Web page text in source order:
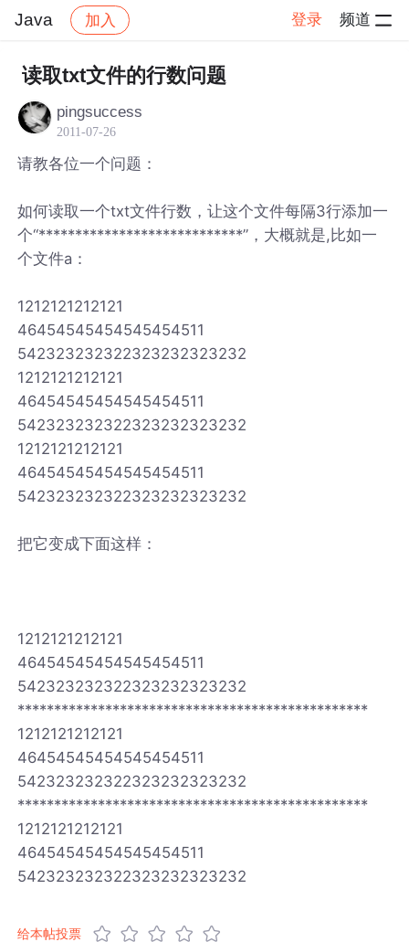
Java 加入 登录 频道
社区 Java 帖子详情
读取txt文件的行数问题
pingsuccess
2011-07-26
请教各位一个问题：
如何读取一个txt文件行数，让这个文件每隔3行添加一
个“****************************”，大概就是,比如一
个文件a：
1212121212121
46454545454545454511
542323232322323232323232
1212121212121
46454545454545454511
542323232322323232323232
1212121212121
46454545454545454511
542323232322323232323232
把它变成下面这样：
1212121212121
46454545454545454511
542323232322323232323232
************************************************
1212121212121
46454545454545454511
542323232322323232323232
************************************************
1212121212121
46454545454545454511
542323232322323232323232
给本帖投票